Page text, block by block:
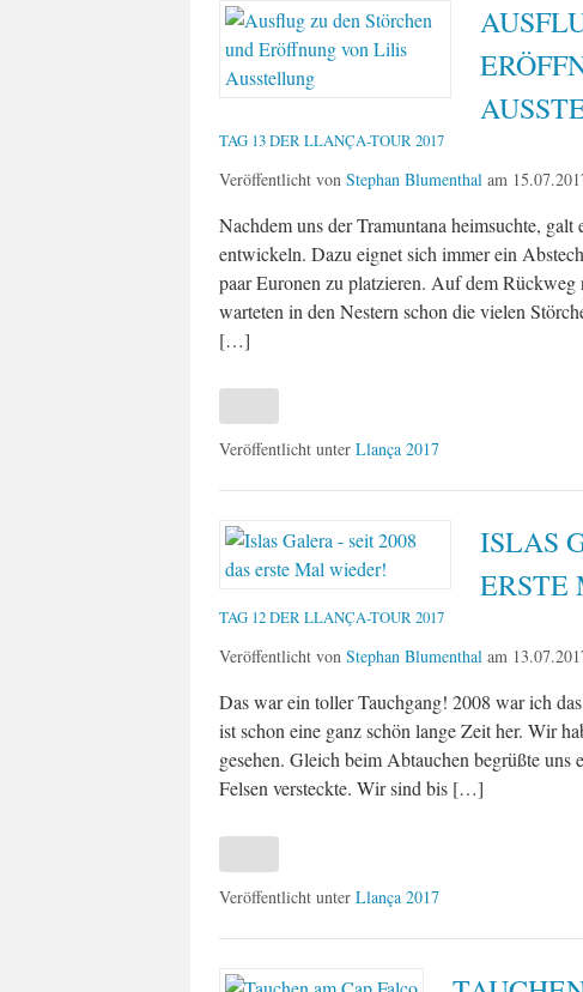
TAG 13 DER LLANÇA-TOUR 2017
Veröffentlicht von Stephan Blumenthal am
Nachdem uns der Tramuntana heimsuchte,
entwickeln. Dazu eignet sich immer ein
paar Euronen zu platzieren. Auf dem
warteten in den Nestern schon die vielen
[…]
Veröffentlicht unter Llança 2017
ISLAS
ERSTE
TAG 12 DER LLANÇA-TOUR 2017
Veröffentlicht von Stephan Blumenthal am
Das war ein toller Tauchgang! 2008 war ich
ist schon eine ganz schön lange Zeit her. Wir
gesehen. Gleich beim Abtauchen begrüßte
Felsen versteckte. Wir sind bis […]
Veröffentlicht unter Llança 2017